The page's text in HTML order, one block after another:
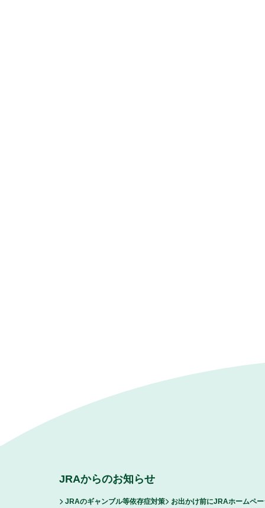
JRAからのお知らせ
JRAのギャンブル等依存症対策
お出かけ前にJRAホームペ